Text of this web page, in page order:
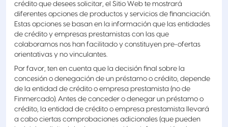
crédito que desees solicitar, el Sitio Web te mostrará
diferentes opciones de productos y servicios de financiación.
Estas opciones se basan en la información que las entidades
de crédito y empresas prestamistas con las que
colaboramos nos han facilitado y constituyen pre-ofertas
orientativas y no vinculantes.
Por favor, ten en cuenta que la decisión final sobre la
concesión o denegación de un préstamo o crédito, depende
de la entidad de crédito o empresa prestamista (no de
Finmercado). Antes de conceder o denegar un préstamo o
crédito, la entidad de crédito o empresa prestamista llevará
a cabo ciertas comprobaciones adicionales (que pueden